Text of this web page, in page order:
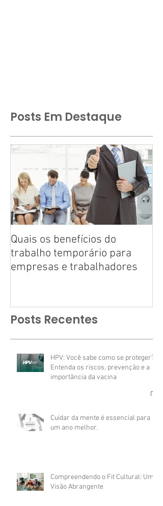
Posts Em Destaque
Quais os benefícios do
trabalho temporário para
empresas e trabalhadores
Posts Recentes
HPV: Você sabe como se proteger?
Entenda os riscos, prevenção e a
importância da vacina
Cuidar da mente é essencial para
um ano melhor.
Compreendendo o Fit Cultural: Uma
Visão Abrangente